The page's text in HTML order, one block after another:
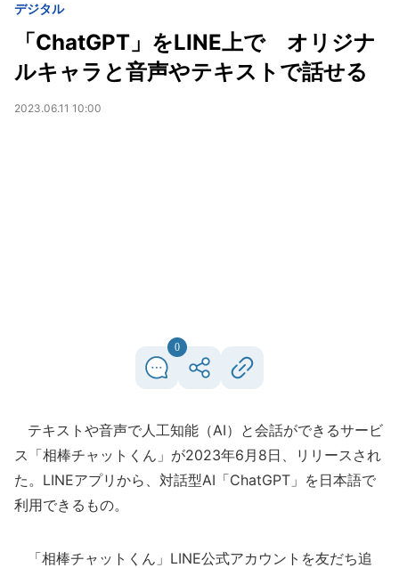
デジタル
「ChatGPT」をLINE上で オリジナ
ルキャラと音声やテキストで話せる
2023.06.11 10:00
0
テキストや音声で人工知能（AI）と会話ができるサービ
ス「相棒チャットくん」が2023年6月8日、リリースされ
た。LINEアプリから、対話型AI「ChatGPT」を日本語で
利用できるもの。
「相棒チャットくん」LINE公式アカウントを友だち追